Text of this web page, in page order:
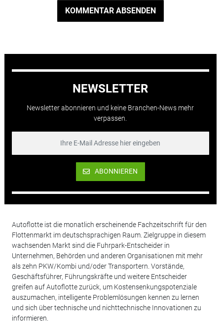
KOMMENTAR ABSENDEN
NEWSLETTER
Newsletter abonnieren und keine Branchen-News mehr
verpassen.
ABONNIEREN
Autoflotte ist die monatlich erscheinende Fachzeitschrift für den
Flottenmarkt im deutschsprachigen Raum. Zielgruppe in diesem
wachsenden Markt sind die Fuhrpark-Entscheider in
Unternehmen, Behörden und anderen Organisationen mit mehr
als zehn PKW/Kombi und/oder Transportern. Vorstände,
Geschäftsführer, Führungskräfte und weitere Entscheider
greifen auf Autoflotte zurück, um Kostensenkungspotenziale
auszumachen, intelligente Problemlösungen kennen zu lernen
und sich über technische und nichttechnische Innovationen zu
informieren.